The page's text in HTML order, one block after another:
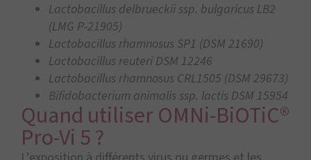
Lactobacillus delbrueckii ssp. bulgaricus LB2
(LMG P-21905)
Lactobacillus rhamnosus SP1 (DSM 21690)
Lactobacillus reuteri DSM 12246
Lactobacillus rhamnosus CRL1505 (DSM 29673)
Bifidobacterium animalis ssp. lactis DSM 15954
Quand utiliser OMNi-BiOTiC®
Pro-Vi 5 ?